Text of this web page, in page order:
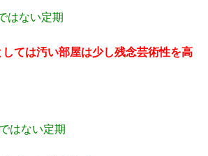
はない定期
ては汚い部屋は少し残念芸術性を高
はない定期